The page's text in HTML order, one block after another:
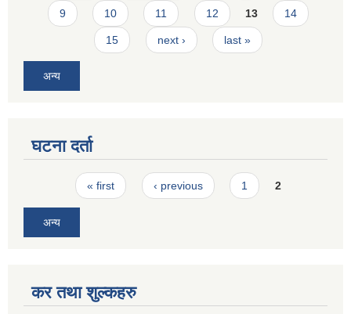
9 10 11 12 13 14
15 next › last »
अन्य
घटना दर्ता
Pages« first ‹ previous 1 2
अन्य
कर तथा शुल्कहरु